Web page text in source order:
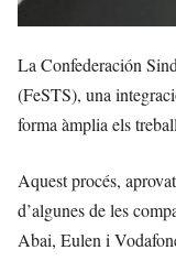
La Confederación
(FeSTS), una
forma àmplia els
Aquest procés,
d’algunes de les
Abai, Eulen i